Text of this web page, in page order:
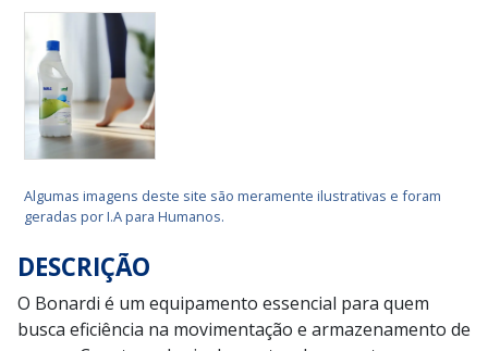
Algumas imagens deste site são meramente ilustrativas e foram
geradas por I.A para Humanos.
DESCRIÇÃO
O Bonardi é um equipamento essencial para quem
busca eficiência na movimentação e armazenamento de